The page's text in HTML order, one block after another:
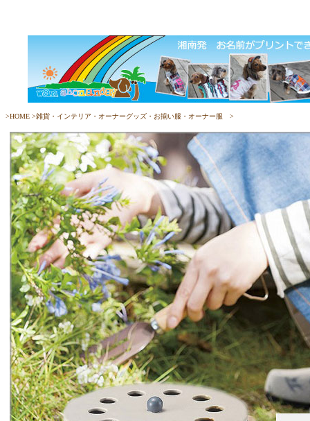
>HOME >雑貨・インテリア・オーナーグッズ・お揃い服・オーナー服 >